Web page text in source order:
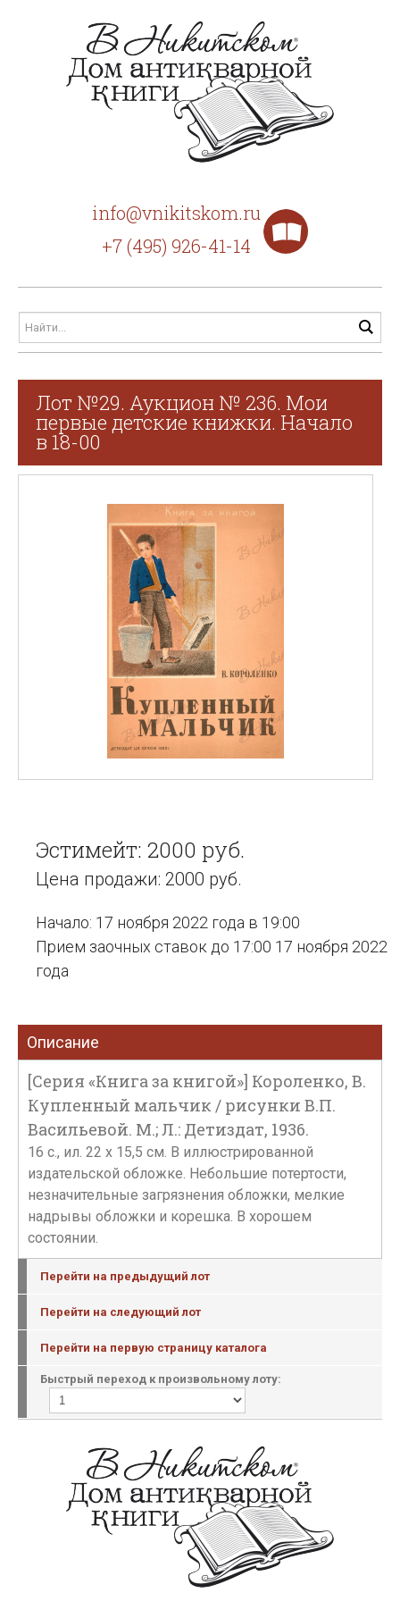
info@vnikitskom.ru
+7 (495) 926-41-14
Лот №29. Аукцион № 236. Мои
первые детские книжки. Начало
в 18-00
Эстимейт: 2000 руб.
Цена продажи: 2000 руб.
Начало: 17 ноября 2022 года в 19:00
Прием заочных ставок до 17:00 17 ноября 2022
года
Описание
[Серия «Книга за книгой»] Короленко, В.
Купленный мальчик / рисунки В.П.
Васильевой. М.; Л.: Детиздат, 1936.
16 с., ил. 22 х 15,5 см. В иллюстрированной
издательской обложке. Небольшие потертости,
незначительные загрязнения обложки, мелкие
надрывы обложки и корешка. В хорошем
состоянии.
Перейти на предыдущий лот
Перейти на следующий лот
Перейти на первую страницу каталога
Быстрый переход к произвольному лоту: